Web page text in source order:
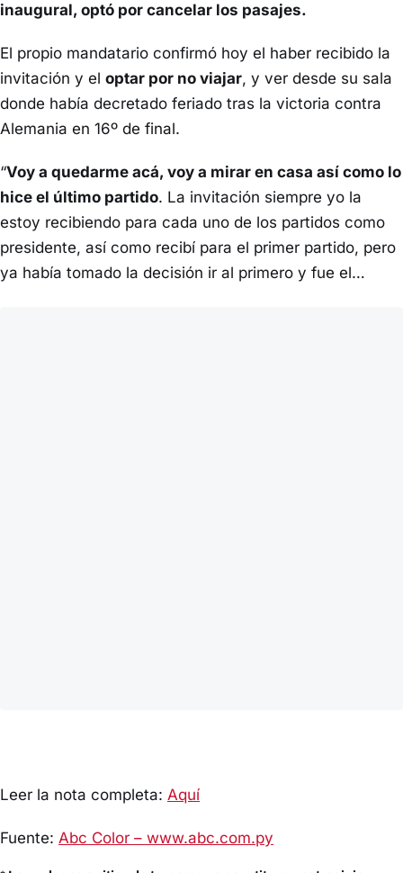
inaugural, optó por cancelar los pasajes.
El propio mandatario confirmó hoy el haber recibido la
invitación y el optar por no viajar, y ver desde su sala
donde había decretado feriado tras la victoria contra
Alemania en 16º de final.
“Voy a quedarme acá, voy a mirar en casa así como lo
hice el último partido. La invitación siempre yo la
estoy recibiendo para cada uno de los partidos como
presidente, así como recibí para el primer partido, pero
ya había tomado la decisión ir al primero y fue el…
Leer la nota completa: Aquí
Fuente: Abc Color – www.abc.com.py